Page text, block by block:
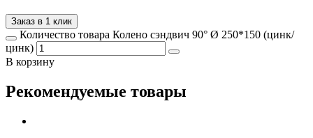
Заказ в 1 клик
Количество товара Колено сэндвич 90° Ø 250*150 (цинк/
цинк)
В корзину
Рекомендуемые товары